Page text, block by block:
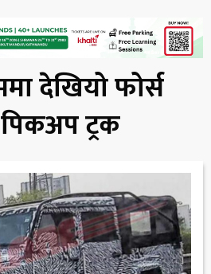
देखियो फोर्स
ट्रक